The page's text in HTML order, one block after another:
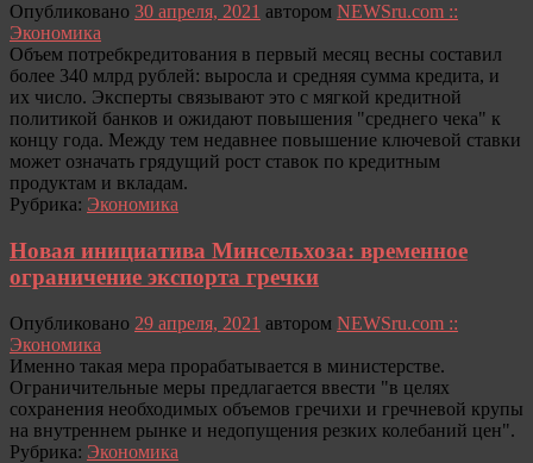
Опубликовано 30 апреля, 2021 автором NEWSru.com ::
Экономика
Объем потребкредитования в первый месяц весны составил
более 340 млрд рублей: выросла и средняя сумма кредита, и
их число. Эксперты связывают это с мягкой кредитной
политикой банков и ожидают повышения "среднего чека" к
концу года. Между тем недавнее повышение ключевой ставки
может означать грядущий рост ставок по кредитным
продуктам и вкладам.
Рубрика: Экономика
Новая инициатива Минсельхоза: временное
ограничение экспорта гречки
Опубликовано 29 апреля, 2021 автором NEWSru.com ::
Экономика
Именно такая мера прорабатывается в министерстве.
Ограничительные меры предлагается ввести "в целях
сохранения необходимых объемов гречихи и гречневой крупы
на внутреннем рынке и недопущения резких колебаний цен".
Рубрика: Экономика